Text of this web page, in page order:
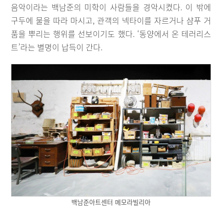
음악이라는 백남준의 미학이 사람들을 경악시켰다. 이 밖에
구두에 물을 따라 마시고, 관객의 넥타이를 자르거나 샴푸 거
품을 뿌리는 행위를 선보이기도 했다. ‘동양에서 온 테러리스
트’라는 별명이 납득이 간다.
백남준아트센터 메모라빌리아